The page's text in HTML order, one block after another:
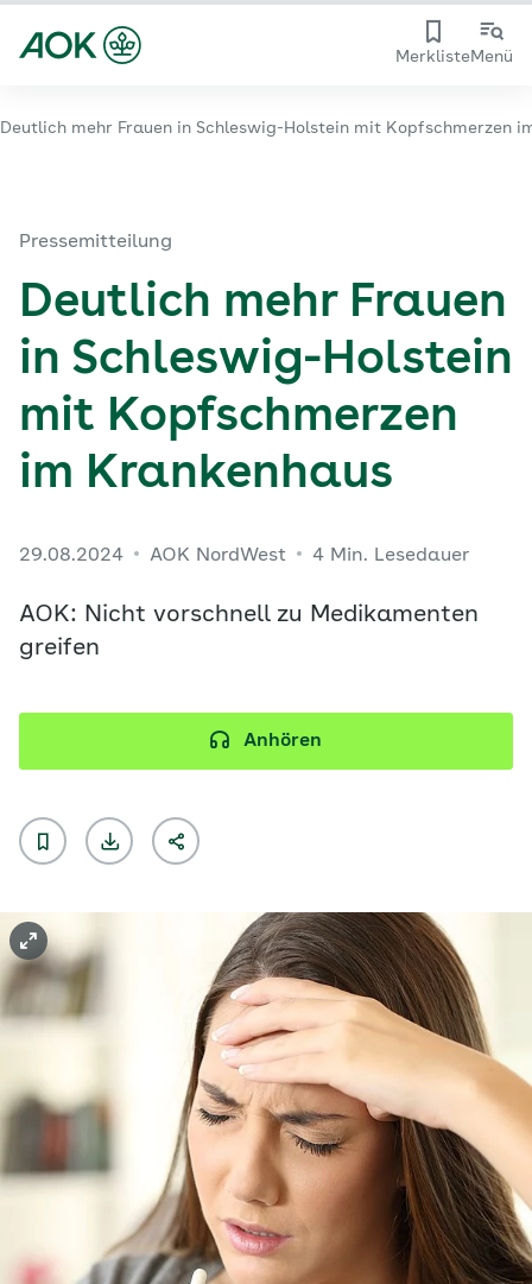
MerklisteMenü
Deutlich mehr Frauen in Schleswig-Holstein mit Kopfschmerzen
Pressemitteilung
Deutlich mehr Frauen
in Schleswig-Holstein
mit Kopfschmerzen
im Krankenhaus
29.08.2024 AOK NordWest 4 Min. Lesedauer
AOK: Nicht vorschnell zu Medikamenten
greifen
Anhören